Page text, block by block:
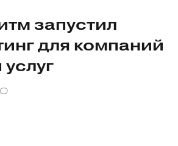
запустил
для компаний